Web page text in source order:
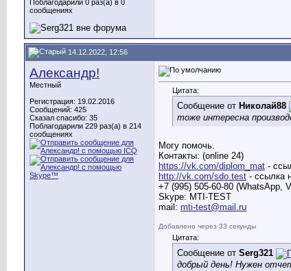
Поблагодарили 0 раз(а) в 0
сообщениях
14.12.2022, 12:56
Александр!
Местный
Регистрация: 19.02.2016
Сообщений: 425
Сказал спасибо: 35
Поблагодарили 229 раз(а) в 214
сообщениях
Цитата:
Сообщение от Николай88
тоже интересна
Могу помочь.
Контакты: (online 24)
https://vk.com/diplom_mat -
http://vk.com/sdo.test - ссылка
+7 (995) 505-60-80 (WhatsApp,
Skype: MTI-TEST
mail: mti-test@mail.ru
Добавлено через 33 секунды
Цитата:
Сообщение от Serg321
добрый день! Нужен